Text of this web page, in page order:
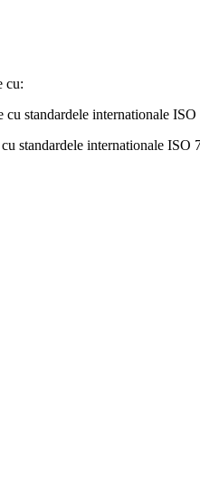
cu:
standardele internationale
standardele internationale ISO